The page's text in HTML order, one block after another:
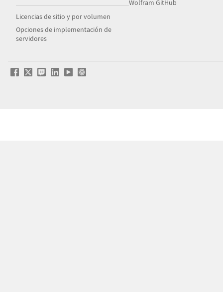
Licencias de sitio y por volumen
Opciones de implementación de
servidores
Wolfram GitHub